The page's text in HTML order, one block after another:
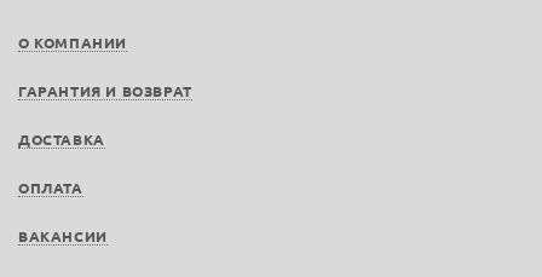
О КОМПАНИИ
ГАРАНТИЯ И ВОЗВРАТ
ДОСТАВКА
ОПЛАТА
ВАКАНСИИ